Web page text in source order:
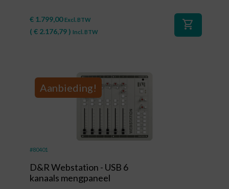
€ 1.799,00 Excl. BTW
( € 2.176,79) Incl. BTW
shopping_cart
Aanbieding!
#80401
D&R Webstation - USB 6
kanaals mengpaneel